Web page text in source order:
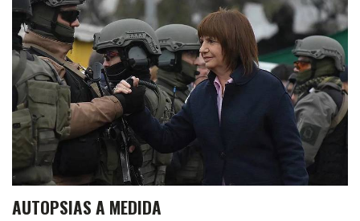
AUTOPSIAS A MEDIDA